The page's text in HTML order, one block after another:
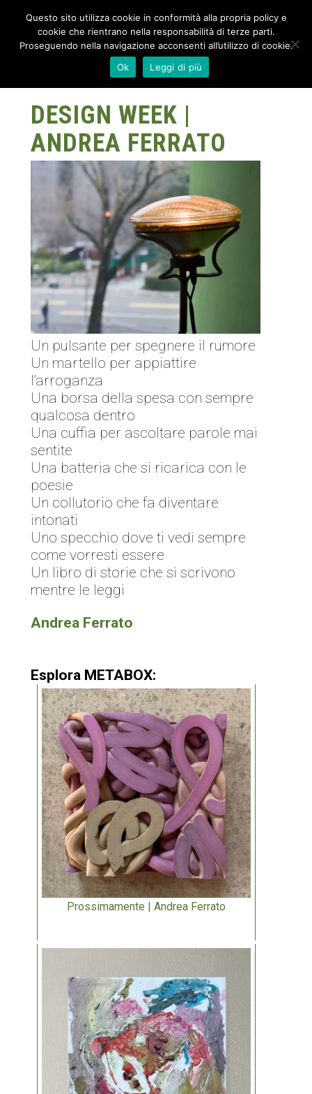
DESIGN WEEK |
ANDREA FERRATO
Un pulsante per spegnere il rumore
Un martello per appiattire
l’arroganza
Una borsa della spesa con sempre
qualcosa dentro
Una cuffia per ascoltare parole mai
sentite
Una batteria che si ricarica con le
poesie
Un collutorio che fa diventare
intonati
Uno specchio dove ti vedi sempre
come vorresti essere
Un libro di storie che si scrivono
mentre le leggi
Andrea Ferrato
Esplora METABOX:
Prossimamente | Andrea Ferrato
Questo sito utilizza cookie in conformità alla propria policy e
cookie che rientrano nella responsabilità di terze parti.
Proseguendo nella navigazione acconsenti all’utilizzo di cookie.
Ok
Leggi di più